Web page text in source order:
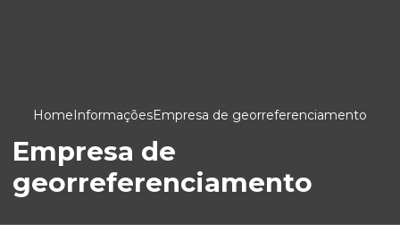
HomeInformaçõesEmpresa de georreferenciamento
Empresa de
georreferenciamento